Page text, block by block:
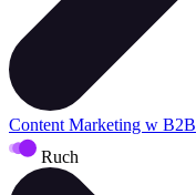
Content Marketing w B2B
Ruch